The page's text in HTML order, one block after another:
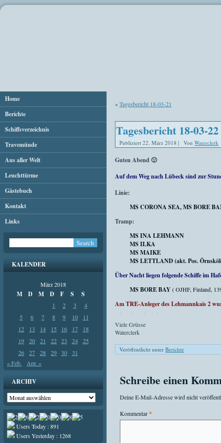
Home
Berichte
Schiffsverzeichnis
Travemünde
Aus aller Welt
Leuchttürme
Gästebuch
Kontakt
Links
KALENDER
März 2018
M D M D F S S
1 2 3
4
5
6 7 8 9 10
11
12
13 14 15 16 17
18
19
20 21 22 23 24
25
26
27 28 29 30
31
« Feb.
Apr. »
ARCHIV
Archiv
Users Today : 891
Users Yesterday : 1268
«Tagesbericht 18-03-21
Tagesbericht 18-03-22
Publiziert 22. März 2018 | Von Waterclerk
Guten Abend 🙂
Auf dem Weg nach Lübeck sind zur
Linie:
MS CORONA SEA, MS BORE
Tramp:
MS INA LEHMANN
MS ILKA
MS MAIKE
MS LETTLAND (akt. Pos.
Über Nacht liegen folgende Schiffe im
MS BORE BAY( OJHF, Finland,
Am TRE-Anleger des Lehmannkais 2
Viele Grüsse
Waterclerk
Veröffentlicht unter Berichte
Schreibe einen
Deine E-Mail-Adresse wird nicht
Kommentar*